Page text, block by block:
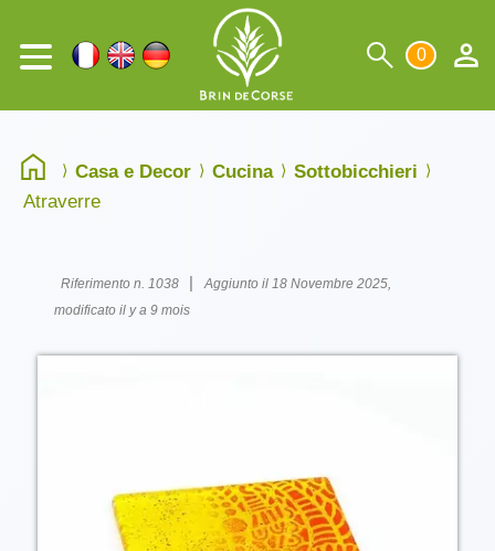
0
Casa e Decor Cucina
Sottobicchieri
Atraverre
Riferimento n. 1038 |
Aggiunto il 18 Novembre 2025,
modificato il y a 9 mois